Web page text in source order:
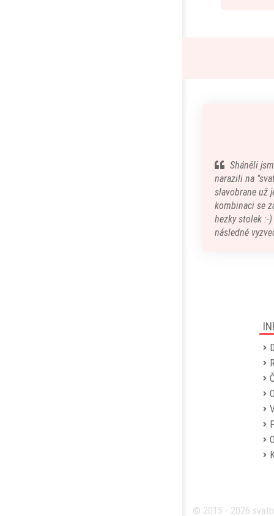
Sháněli
narazili na
slavobrane už
kombinaci se
hezky stolek :-
následné
© 2015 - 2026